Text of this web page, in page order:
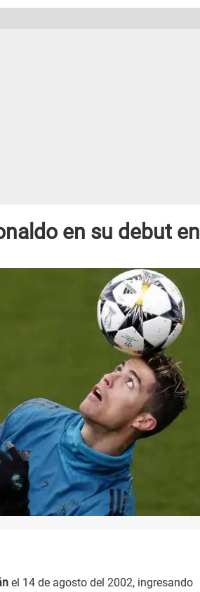
en su debut en
el 14 de agosto del 2002, ingresando